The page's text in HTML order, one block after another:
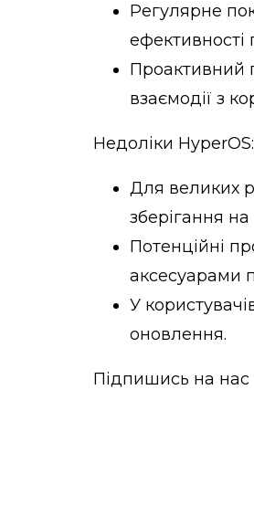
Регулярне
ефективності
Проактивний
взаємодії з
Недоліки HyperOS:
Для великих
зберігання
Потенційні
аксесуарами
У
оновлення.
Підпишись на нас